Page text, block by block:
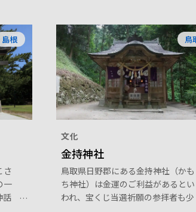
島根
さ
一
話
鳥
文化
金持神社
鳥取県日野郡にある金持神社（かも
ち神社）は金運のご利益があるとい
われ、宝くじ当選祈願の参拝者も少